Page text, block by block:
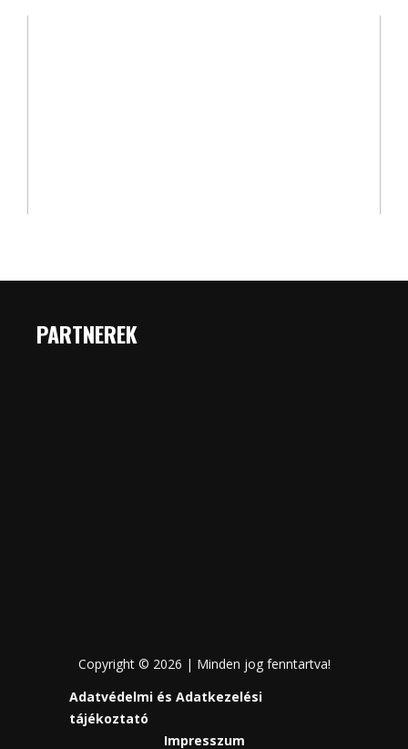
PARTNEREK
Copyright © 2026 | Minden jog fenntartva!
Adatvédelmi és Adatkezelési
tájékoztató
Impresszum